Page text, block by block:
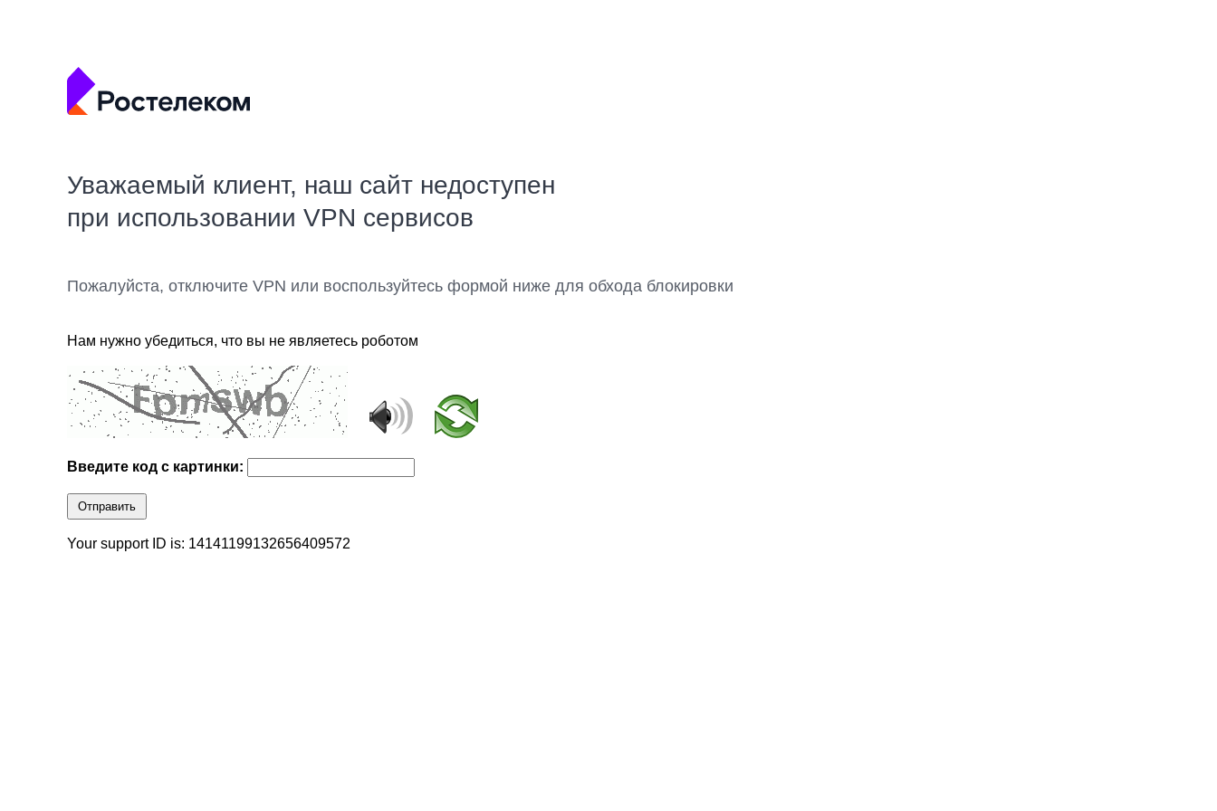
Уважаемый клиент, наш сайт недоступен
при использовании VPN сервисов
Пожалуйста, отключите VPN или воспользуйтесь формой ниже для обхода блокировки
Нам нужно убедиться, что вы не являетесь роботом
Введите код с картинки:
Отправить
Your support ID is: 14141199132656409572